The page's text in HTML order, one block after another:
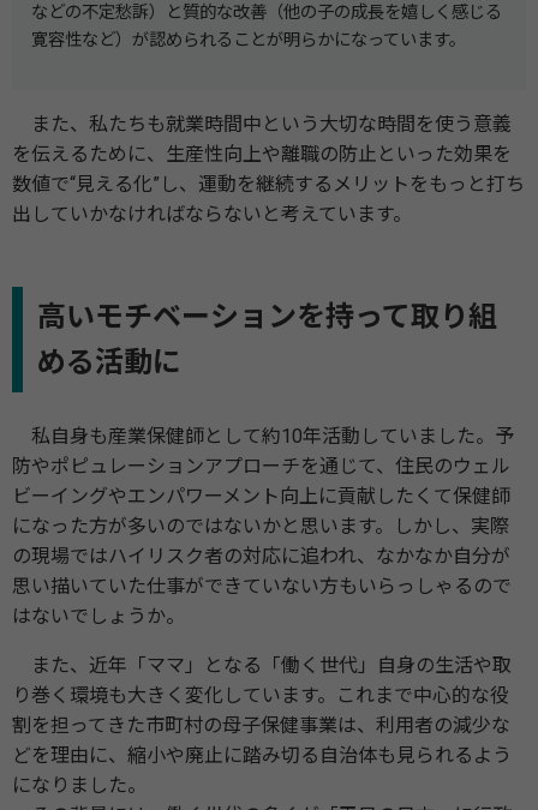
などの不定愁訴）と質的な改善（他の子の成長を嬉しく感じる
寛容性など）が認められることが明らかになっています。
また、私たちも就業時間中という大切な時間を使う意義
を伝えるために、生産性向上や離職の防止といった効果を
数値で“見える化”し、運動を継続するメリットをもっと打ち
出していかなければならないと考えています。
高いモチベーションを持って取り組
める活動に
私自身も産業保健師として約10年活動していました。予
防やポピュレーションアプローチを通じて、住民のウェル
ビーイングやエンパワーメント向上に貢献したくて保健師
になった方が多いのではないかと思います。しかし、実際
の現場ではハイリスク者の対応に追われ、なかなか自分が
思い描いていた仕事ができていない方もいらっしゃるので
はないでしょうか。
また、近年「ママ」となる「働く世代」自身の生活や取
り巻く環境も大きく変化しています。これまで中心的な役
割を担ってきた市町村の母子保健事業は、利用者の減少な
どを理由に、縮小や廃止に踏み切る自治体も見られるよう
になりました。